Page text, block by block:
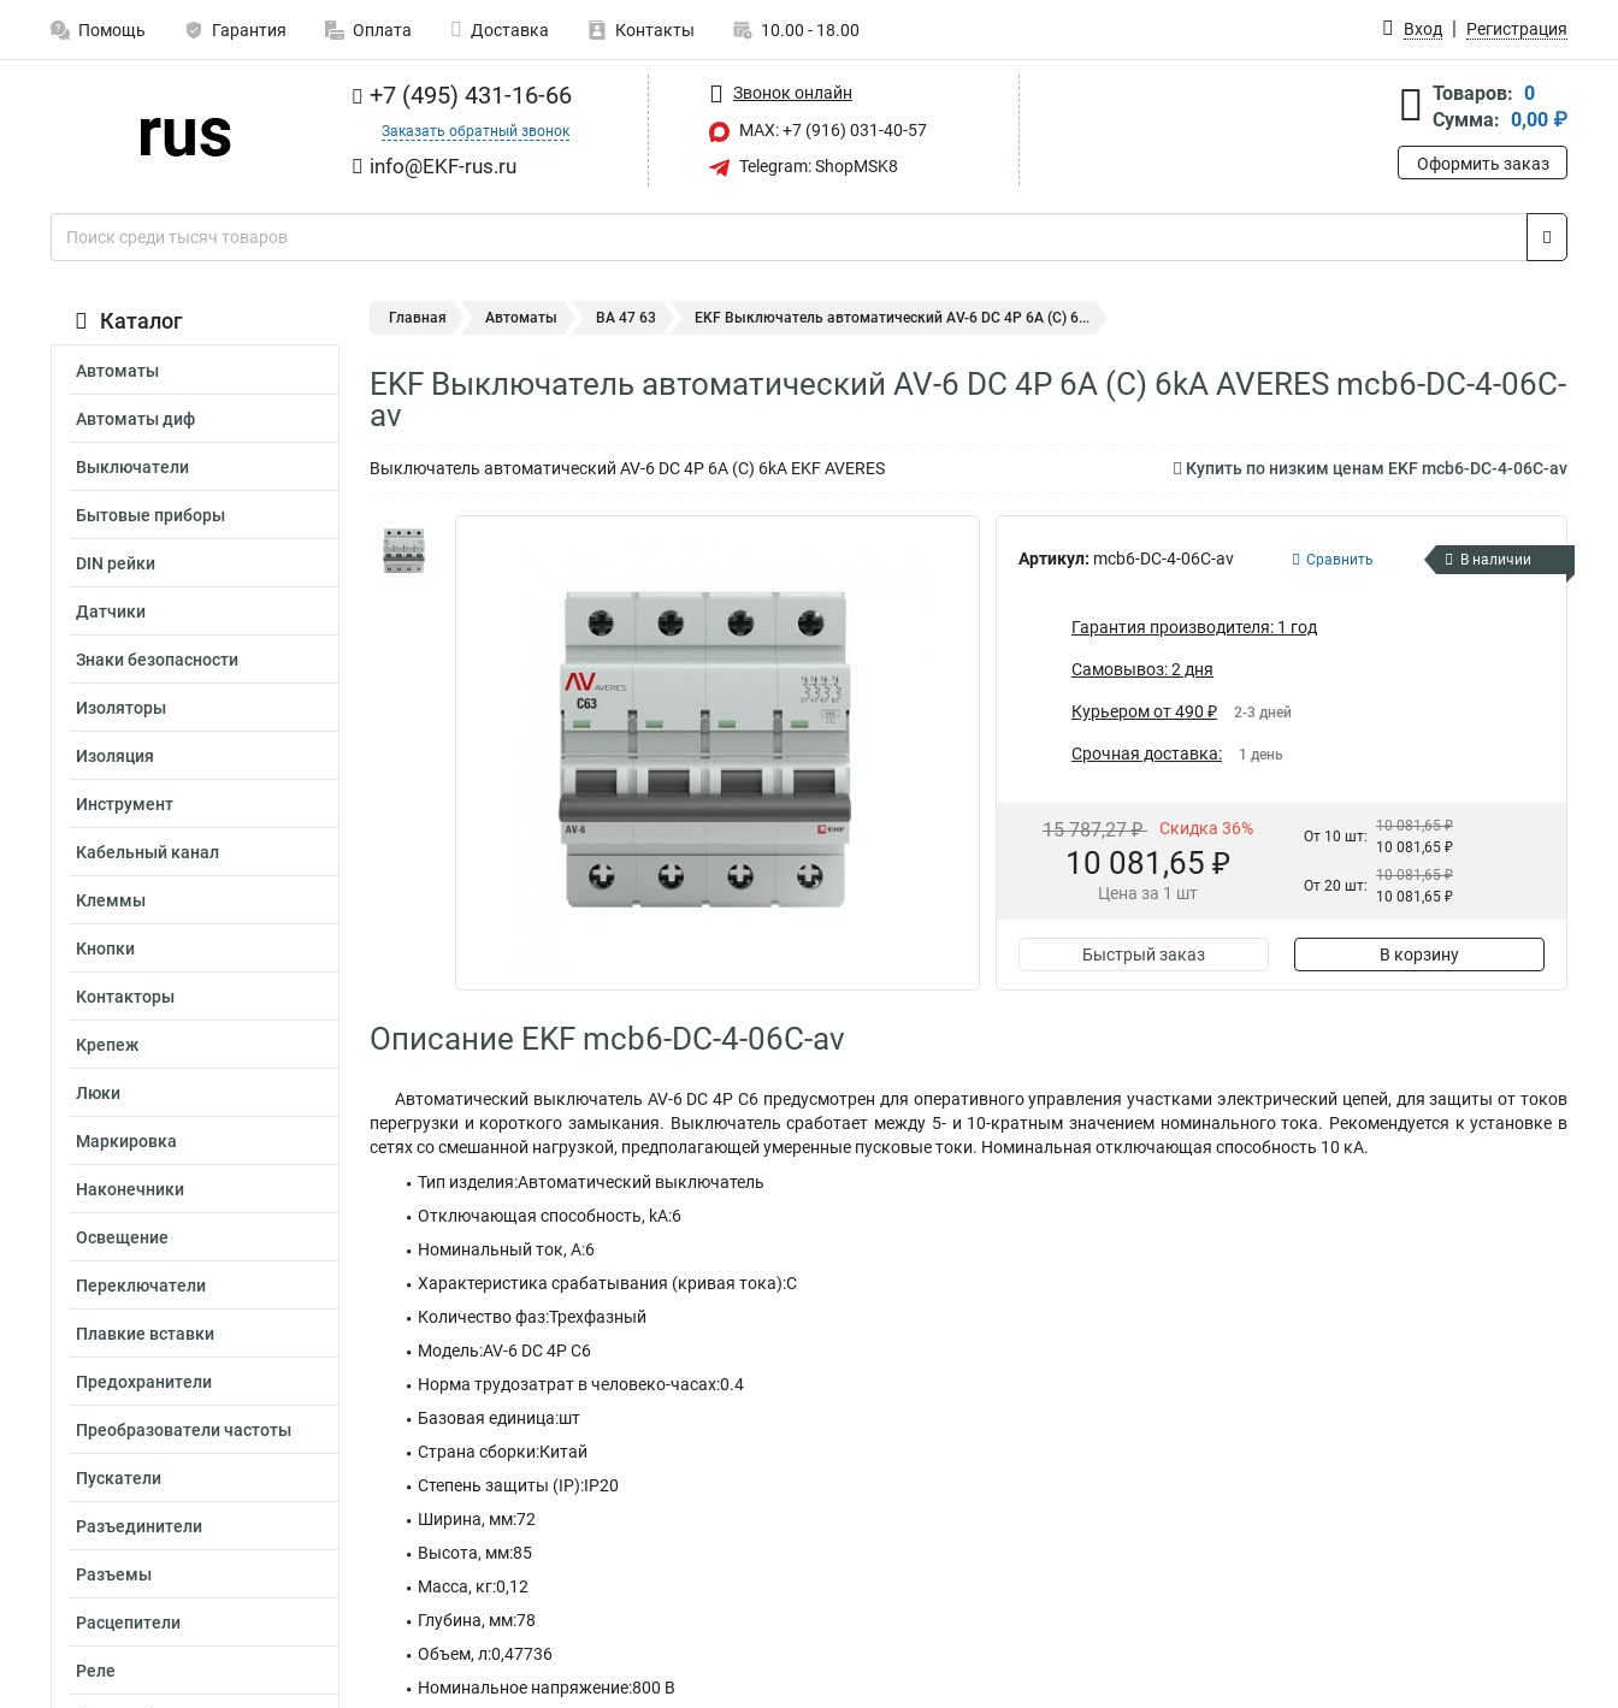
Помощь Гарантия Оплата Доставка Контакты 10.00 - 18.00 Вход Регистрация
+7 (495) 431-16-66
Заказать обратный звонок
info@EKF-rus.ru
Звонок онлайн
MAX: +7 (916) 031-40-57
Telegram: ShopMSK8
Товаров: 0
Сумма: 0,00 ₽
Оформить заказ
Каталог
Автоматы
Автоматы диф
Выключатели
Бытовые приборы
DIN рейки
Датчики
Знаки безопасности
Изоляторы
Изоляция
Инструмент
Кабельный канал
Клеммы
Кнопки
Контакторы
Крепеж
Люки
Маркировка
Наконечники
Освещение
Переключатели
Плавкие вставки
Предохранители
Преобразователи частоты
Пускатели
Разъединители
Разъемы
Расцепители
Реле
Главная Автоматы ВА 47 63 EKF Выключатель автоматический AV-6 DC 4P 6A (C) 6...
EKF Выключатель автоматический AV-6 DC 4P 6A (C) 6kA AVERES mcb6-DC-4-06C-
av
Выключатель автоматический AV-6 DC 4P 6A (C) 6kA EKF AVERES Купить по низким ценам EKF mcb6-DC-4-06C-av
Артикул: mcb6-DC-4-06C-av Сравнить В наличии
Гарантия производителя: 1 год
Самовывоз: 2 дня
Курьером от 490 ₽ 2-3 дней
Срочная доставка: 1 день
15 787,27 ₽ Скидка 36%
10 081,65 ₽
Цена за 1 шт
От 10 шт:
10 081,65 ₽
10 081,65 ₽
От 20 шт:
10 081,65 ₽
10 081,65 ₽
Быстрый заказ В корзину
Описание EKF mcb6-DC-4-06C-av
Автоматический выключатель AV-6 DC 4P C6 предусмотрен для оперативного управления участками электрический цепей, для защиты от токов
перегрузки и короткого замыкания. Выключатель сработает между 5- и 10-кратным значением номинального тока. Рекомендуется к установке в
сетях со смешанной нагрузкой, предполагающей умеренные пусковые токи. Номинальная отключающая способность 10 кА.
Тип изделия:Автоматический выключатель
Отключающая способность, kA:6
Номинальный ток, А:6
Характеристика срабатывания (кривая тока):C
Количество фаз:Трехфазный
Модель:AV-6 DC 4P C6
Норма трудозатрат в человеко-часах:0.4
Базовая единица:шт
Страна сборки:Китай
Степень защиты (IP):IP20
Ширина, мм:72
Высота, мм:85
Масса, кг:0,12
Глубина, мм:78
Объем, л:0,47736
Номинальное напряжение:800 В